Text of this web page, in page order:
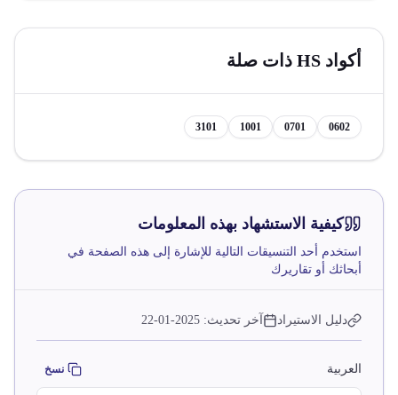
أكواد HS ذات صلة
0602
0701
1001
3101
كيفية الاستشهاد بهذه المعلومات
استخدم أحد التنسيقات التالية للإشارة إلى هذه الصفحة في
أبحاثك أو تقاريرك
دليل الاستيراد آخر تحديث: 2025-01-22
العربية نسخ